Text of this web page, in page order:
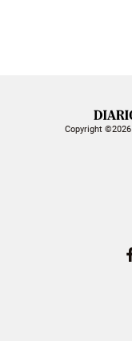
Copyright